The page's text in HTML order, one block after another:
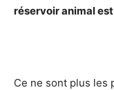
réservoir animal
Ce ne sont plus les